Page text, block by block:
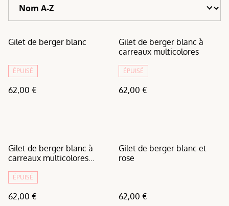
Gilet de berger blanc
ÉPUISÉ
62,00 €
Gilet de berger blanc à
carreaux multicolores
ÉPUISÉ
62,00 €
Gilet de berger blanc à
carreaux multicolores
ÉPUISÉ
62,00 €
Gilet de berger blanc et
rose
62,00 €